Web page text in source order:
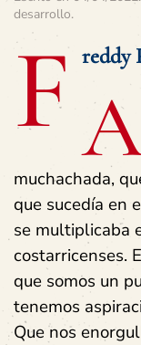
desarrollo.
F reddy
muchachada,
que sucedía en
se multiplicaba
costarricenses.
que somos un
tenemos
Que nos